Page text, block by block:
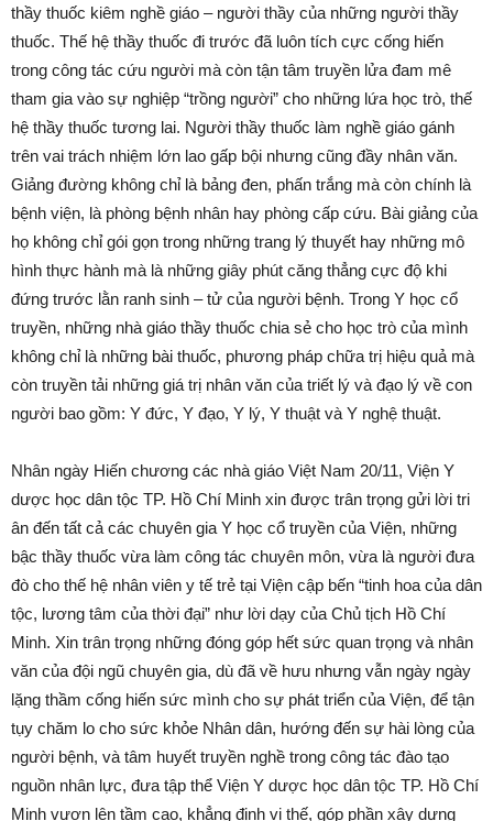
thầy thuốc kiêm nghề giáo – người thầy của những người thầy
thuốc. Thế hệ thầy thuốc đi trước đã luôn tích cực cống hiến
trong công tác cứu người mà còn tận tâm truyền lửa đam mê
tham gia vào sự nghiệp “trồng người” cho những lứa học trò, thế
hệ thầy thuốc tương lai. Người thầy thuốc làm nghề giáo gánh
trên vai trách nhiệm lớn lao gấp bội nhưng cũng đầy nhân văn.
Giảng đường không chỉ là bảng đen, phấn trắng mà còn chính là
bệnh viện, là phòng bệnh nhân hay phòng cấp cứu. Bài giảng của
họ không chỉ gói gọn trong những trang lý thuyết hay những mô
hình thực hành mà là những giây phút căng thẳng cực độ khi
đứng trước lằn ranh sinh – tử của người bệnh. Trong Y học cổ
truyền, những nhà giáo thầy thuốc chia sẻ cho học trò của mình
không chỉ là những bài thuốc, phương pháp chữa trị hiệu quả mà
còn truyền tải những giá trị nhân vǎn của triết lý và đạo lý về con
người bao gồm: Y đức, Y đạo, Y lý, Y thuật và Y nghệ thuật.
Nhân ngày Hiến chương các nhà giáo Việt Nam 20/11, Viện Y
dược học dân tộc TP. Hồ Chí Minh xin được trân trọng gửi lời tri
ân đến tất cả các chuyên gia Y học cổ truyền của Viện, những
bậc thầy thuốc vừa làm công tác chuyên môn, vừa là người đưa
đò cho thế hệ nhân viên y tế trẻ tại Viện cập bến “tinh hoa của dân
tộc, lương tâm của thời đại” như lời dạy của Chủ tịch Hồ Chí
Minh. Xin trân trọng những đóng góp hết sức quan trọng và nhân
văn của đội ngũ chuyên gia, dù đã về hưu nhưng vẫn ngày ngày
lặng thầm cống hiến sức mình cho sự phát triển của Viện, để tận
tụy chăm lo cho sức khỏe Nhân dân, hướng đến sự hài lòng của
người bệnh, và tâm huyết truyền nghề trong công tác đào tạo
nguồn nhân lực, đưa tập thể Viện Y dược học dân tộc TP. Hồ Chí
Minh vươn lên tầm cao, khẳng định vị thế, góp phần xây dựng